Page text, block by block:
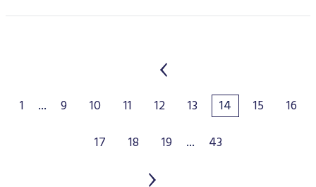
1 ... 9 10 11 12 13 14 15
16
17
18 19 ... 43